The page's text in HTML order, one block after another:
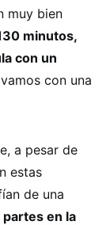
muy bien
minutos,
con un
con una
a pesar de
estas
de una
en la